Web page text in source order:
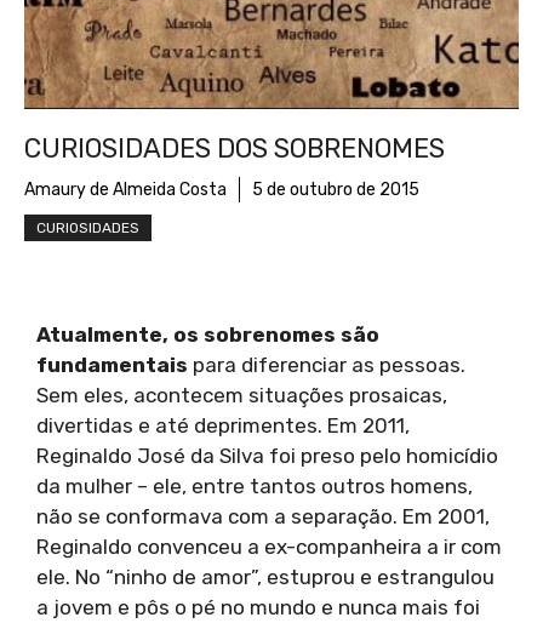
CURIOSIDADES DOS SOBRENOMES
Amaury de Almeida Costa 5 de outubro de 2015
CURIOSIDADES
Atualmente, os sobrenomes são
fundamentais para diferenciar as pessoas.
Sem eles, acontecem situações prosaicas,
divertidas e até deprimentes. Em 2011,
Reginaldo José da Silva foi preso pelo homicídio
da mulher – ele, entre tantos outros homens,
não se conformava com a separação. Em 2001,
Reginaldo convenceu a ex-companheira a ir com
ele. No “ninho de amor”, estuprou e estrangulou
a jovem e pôs o pé no mundo e nunca mais foi